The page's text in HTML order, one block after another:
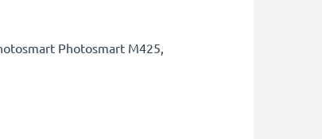
Photosmart M425,